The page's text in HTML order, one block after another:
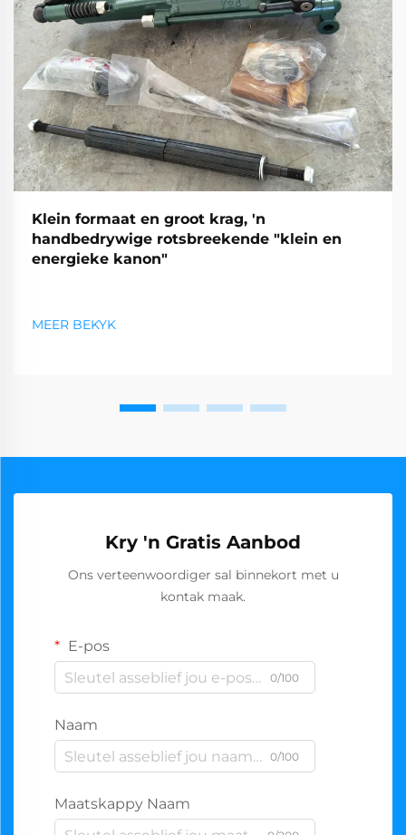
Klein formaat en groot krag, 'n
handbedrywige rotsbreekende "klein en
energieke kanon"
MEER BEKYK
Kry 'n Gratis Aanbod
Ons verteenwoordiger sal binnekort met u
kontak maak.
E-pos
0/100
Naam
0/100
Maatskappy Naam